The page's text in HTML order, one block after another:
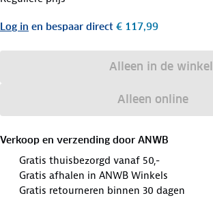
Log in en bespaar direct € 117,99
Alleen in de winkel
Alleen online
Verkoop en verzending door ANWB
Gratis thuisbezorgd vanaf 50,-
Gratis afhalen in ANWB Winkels
Gratis retourneren binnen 30 dagen